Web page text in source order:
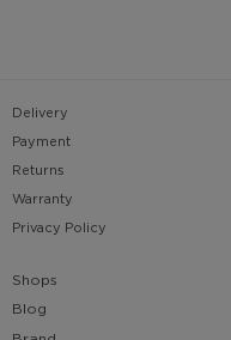
Delivery
Payment
Returns
Warranty
Privacy Policy
Shops
Blog